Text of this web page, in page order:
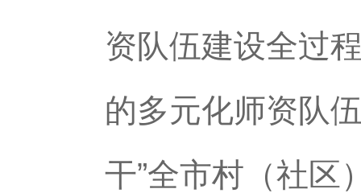
资队伍建设全过
的多元化师资队
干”全市村（社区